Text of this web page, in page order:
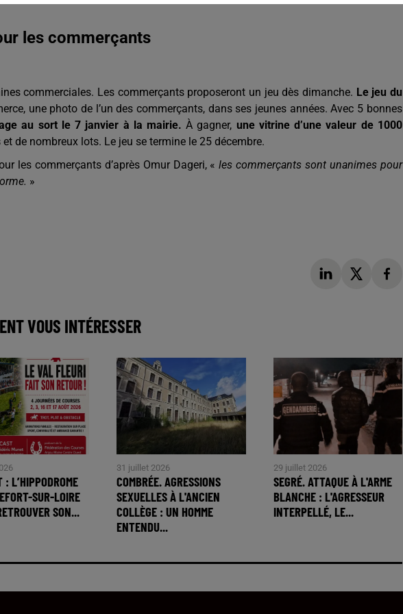
les commerçants
commerciales. Les commerçants proposeront un jeu dès dimanche. Le jeu du
une photo de l’un des commerçants, dans ses jeunes années. Avec 5 bonnes
au sort le 7 janvier à la mairie.À gagner, une vitrine d’une valeur de 1000
de nombreux lots. Le jeu se termine le 25 décembre.
les commerçants d’après Omur Dageri, «les commerçants sont unanimes pour
»
VOUS INTÉRESSER
: L’HIPPODROME
SUR-LOIRE
SON...
31 juillet 2026
COMBRÉE. AGRESSIONS
SEXUELLES À L'ANCIEN
COLLÈGE : UN HOMME
ENTENDU...
29 juillet 2026
SEGRÉ. ATTAQUE À L'ARME
BLANCHE : L'AGRESSEUR
INTERPELLÉ, LE...